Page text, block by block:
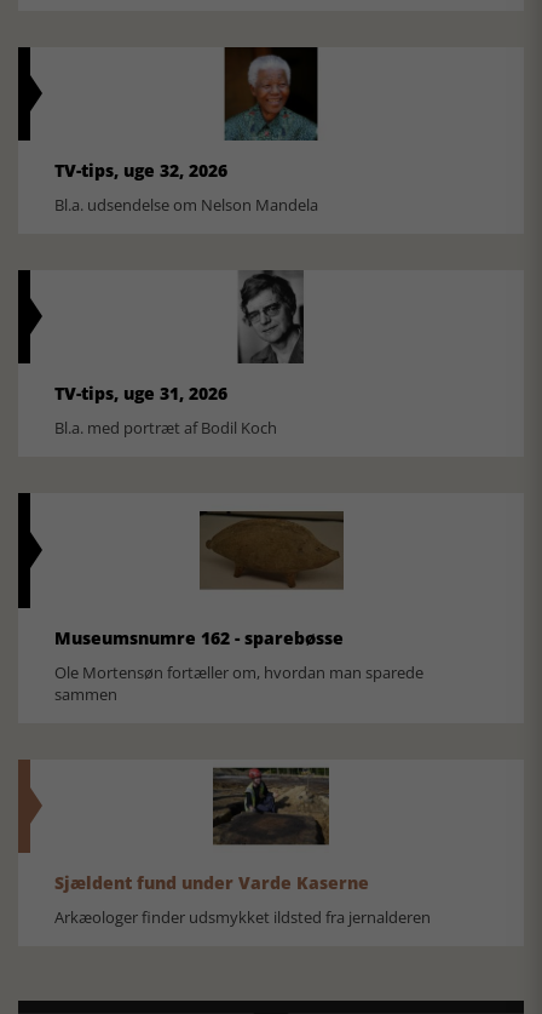
TV-tips, uge 32, 2026
Bl.a. udsendelse om Nelson Mandela
TV-tips, uge 31, 2026
Bl.a. med portræt af Bodil Koch
Museumsnumre 162 - sparebøsse
Ole Mortensøn fortæller om, hvordan man sparede
sammen
Sjældent fund under Varde Kaserne
Arkæologer finder udsmykket ildsted fra jernalderen